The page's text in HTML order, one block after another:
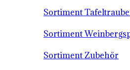
Sortiment
Sortiment
Sortiment Zubehör